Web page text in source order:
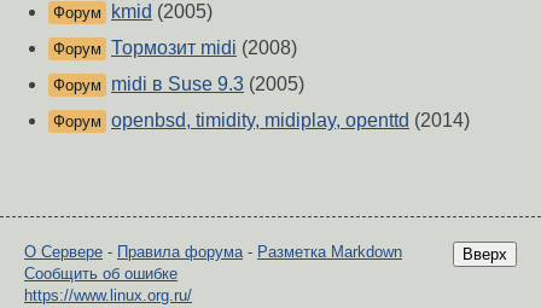
Форум kmid (2005)
Форум Тормозит midi (2008)
Форум midi в Suse 9.3 (2005)
Форум openbsd, timidity, midiplay, openttd (2014)
Вверх
О Сервере - Правила форума- Разметка Markdown
Сообщить об ошибке
https://www.linux.org.ru/